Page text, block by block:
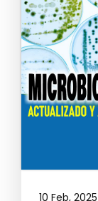
10 Feb, 2025